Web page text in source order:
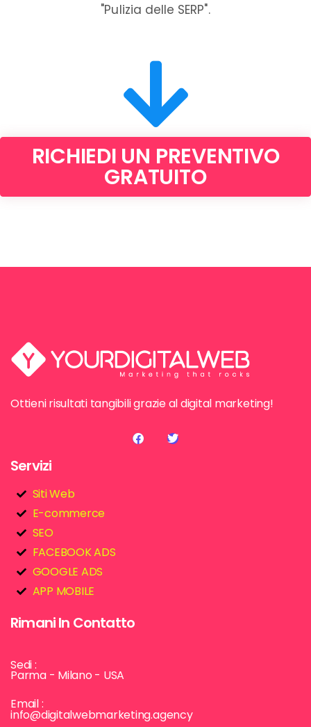
"Pulizia delle SERP".
RICHIEDI UN PREVENTIVO
GRATUITO
Ottieni risultati tangibili grazie al digital marketing!
Servizi
Siti Web
E-commerce
SEO
FACEBOOK ADS
GOOGLE ADS
APP MOBILE
Rimani In Contatto
Sedi :
Parma - Milano - USA
Email :
info@digitalwebmarketing.agency